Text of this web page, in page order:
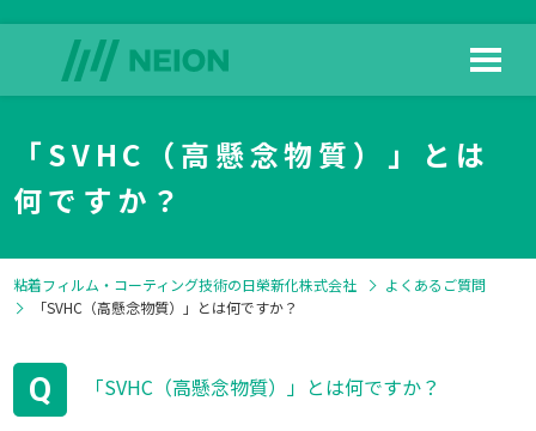
HOME
製品情報
「SVHC（高懸念物質）」とは
何ですか？
粘着フィルム・コーティング技術の日榮新化株式会社
よくあるご質問
「SVHC（高懸念物質）」とは何ですか？
Q 「SVHC（高懸念物質）」とは何ですか？